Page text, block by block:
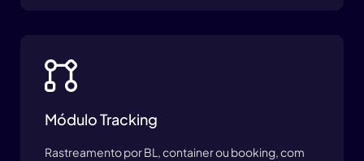
Módulo Tracking
Rastreamento por BL, container ou booking, com